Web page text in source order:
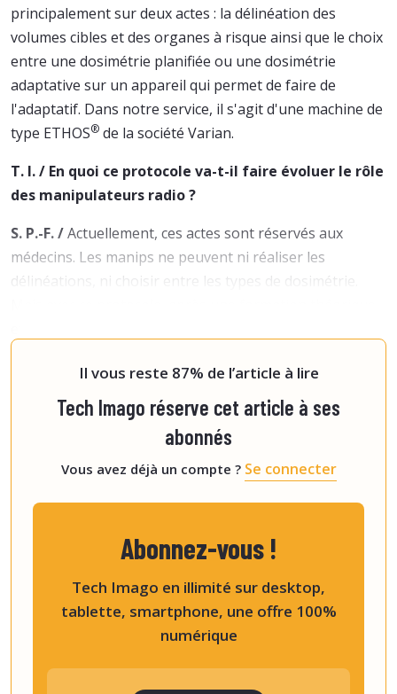
principalement sur deux actes : la délinéation des
volumes cibles et des organes à risque ainsi que le choix
entre une dosimétrie planifiée ou une dosimétrie
adaptative sur un appareil qui permet de faire de
l'adaptatif. Dans notre service, il s'agit d'une machine de
type ETHOS® de la société Varian.
T. I. / En quoi ce protocole va-t-il faire évoluer le rôle
des manipulateurs radio ?
S. P.-F. /Actuellement, ces actes sont réservés aux
médecins. Les manips ne peuvent ni réaliser les
délinéations, ni choisir entre les types de dosimétrie.
Il vous reste 87% de l’article à lire
Tech Imago réserve cet article à ses
abonnés
Vous avez déjà un compte ? Se connecter
Abonnez-vous !
Tech Imago en illimité sur desktop,
tablette, smartphone, une offre 100%
numérique